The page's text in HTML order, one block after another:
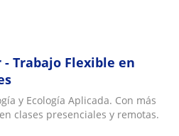
Trabajo Flexible en
y Ecología Aplicada. Con más
clases presenciales y remotas.